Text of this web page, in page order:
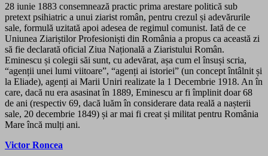
28 iunie 1883 consemnează practic prima arestare politică sub
pretext psihiatric a unui ziarist român, pentru crezul și adevărurile
sale, formulă uzitată apoi adesea de regimul comunist. Iată de ce
Uniunea Ziariștilor Profesioniști din România a propus ca această zi
să fie declarată oficial Ziua Națională a Ziaristului Român.
Eminescu și colegii săi sunt, cu adevărat, așa cum el însuși scria,
“agenții unei lumi viitoare”, “agenți ai istoriei” (un concept întâlnit și
la Eliade), agenți ai Marii Uniri realizate la 1 Decembrie 1918. An în
care, dacă nu era asasinat în 1889, Eminescu ar fi împlinit doar 68
de ani (respectiv 69, dacă luăm în considerare data reală a nașterii
sale, 20 decembrie 1849) și ar mai fi creat și militat pentru România
Mare încă mulți ani.
Victor Roncea